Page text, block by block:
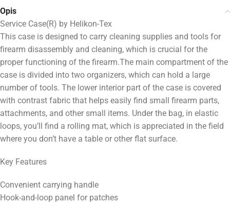
Opis
Service Case(R) by Helikon-Tex
This case is designed to carry cleaning supplies and tools for
firearm disassembly and cleaning, which is crucial for the
proper functioning of the firearm.The main compartment of the
case is divided into two organizers, which can hold a large
number of tools. The lower interior part of the case is covered
with contrast fabric that helps easily find small firearm parts,
attachments, and other small items. Under the bag, in elastic
loops, you’ll find a rolling mat, which is appreciated in the field
where you don’t have a table or other flat surface.
Key Features
Convenient carrying handle
Hook-and-loop panel for patches